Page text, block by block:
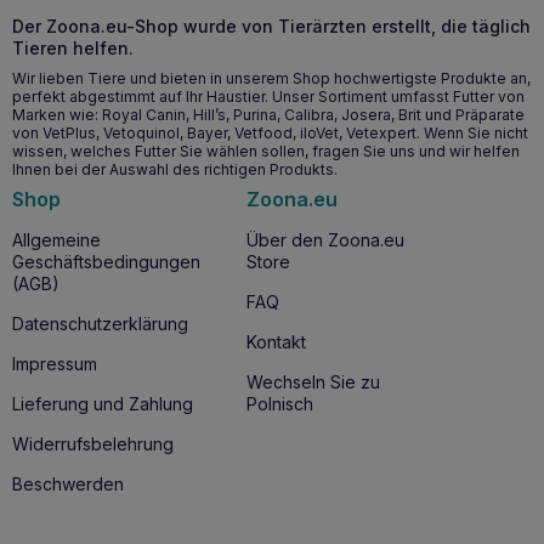
Astaxanthins helfen die Leckerlis, die natürlichen
Abwehrkräfte des Körpers zu stärken.
Verbesserung der kognitiven Funktion:Der Gehalt an
Omega-3-Fettsäuren fördert die Gesundheit von Gehirn
und Nervensystem.
Beschleunigen die Regeneration:Sie sind ideal nach
intensiven Trainingseinheiten und fördern eine schnelle
Erholung.
Zahnfleisch sauber zu halten.
Der Zoona.eu-Shop wurde von Tierärzten erstellt, die täglich
Tieren helfen.
Wir lieben Tiere und bieten in unserem Shop hochwertigste Produkte an,
perfekt abgestimmt auf Ihr Haustier. Unser Sortiment umfasst Futter von
Marken wie: Royal Canin, Hill’s, Purina, Calibra, Josera, Brit und Präparate
von VetPlus, Vetoquinol, Bayer, Vetfood, iloVet, Vetexpert. Wenn Sie nicht
wissen, welches Futter Sie wählen sollen, fragen Sie uns und wir helfen
Ihnen bei der Auswahl des richtigen Produkts.
Shop
Allgemeine
Geschäftsbedingungen
(AGB)
Datenschutzerklärung
Impressum
Lieferung und Zahlung
Widerrufsbelehrung
Beschwerden
Zoona.eu
Über den Zoona.eu
Store
FAQ
Kontakt
Wechseln Sie zu
Polnisch